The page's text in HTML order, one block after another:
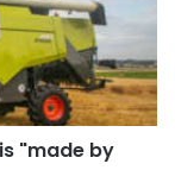
"made by